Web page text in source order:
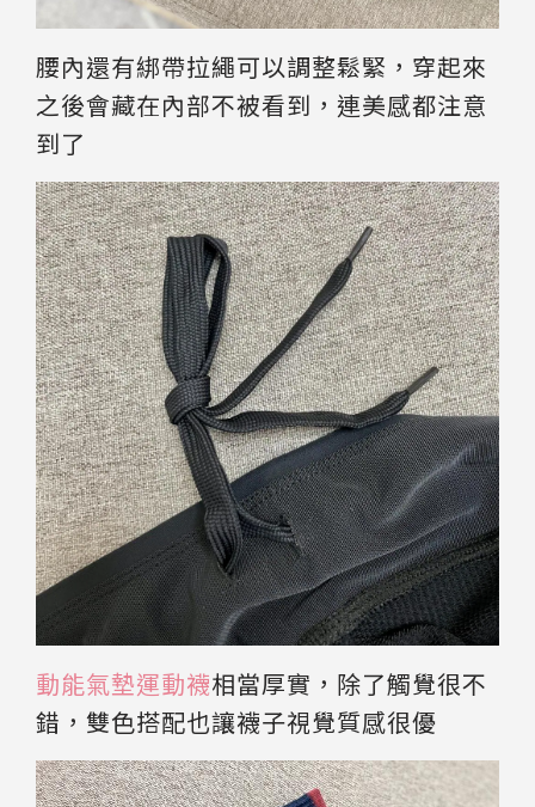
腰內還有綁帶拉繩可以調整鬆緊，穿起來
之後會藏在內部不被看到，連美感都注意
到了
動能氣墊運動襪相當厚實，除了觸覺很不
錯，雙色搭配也讓襪子視覺質感很優